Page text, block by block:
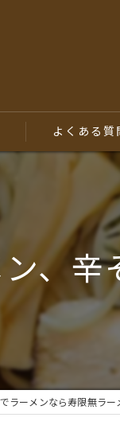
よくある質
、
ラーメンなら寿限無ラー